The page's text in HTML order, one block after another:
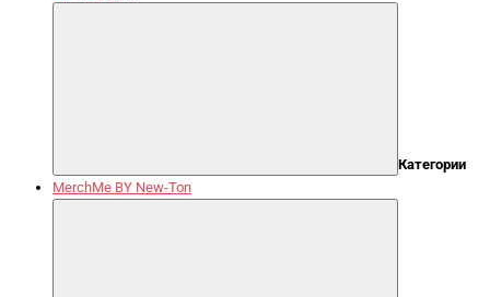
Категории
MerchMe BY New-Ton